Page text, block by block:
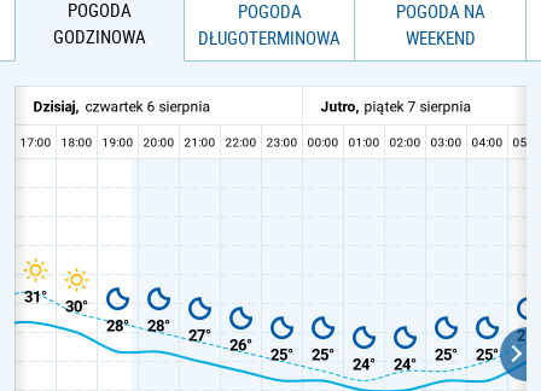
POGODA
GODZINOWA
POGODA
DŁUGOTERMINOWA
POGODA NA
WEEKEND